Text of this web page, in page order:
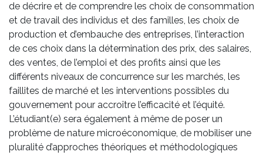
de décrire et de comprendre les choix de consommation
et de travail des individus et des familles, les choix de
production et d’embauche des entreprises, l’interaction
de ces choix dans la détermination des prix, des salaires,
des ventes, de l’emploi et des profits ainsi que les
différents niveaux de concurrence sur les marchés, les
faillites de marché et les interventions possibles du
gouvernement pour accroître l’efficacité et l’équité.
L’étudiant(e) sera également à même de poser un
problème de nature microéconomique, de mobiliser une
pluralité d’approches théoriques et méthodologiques